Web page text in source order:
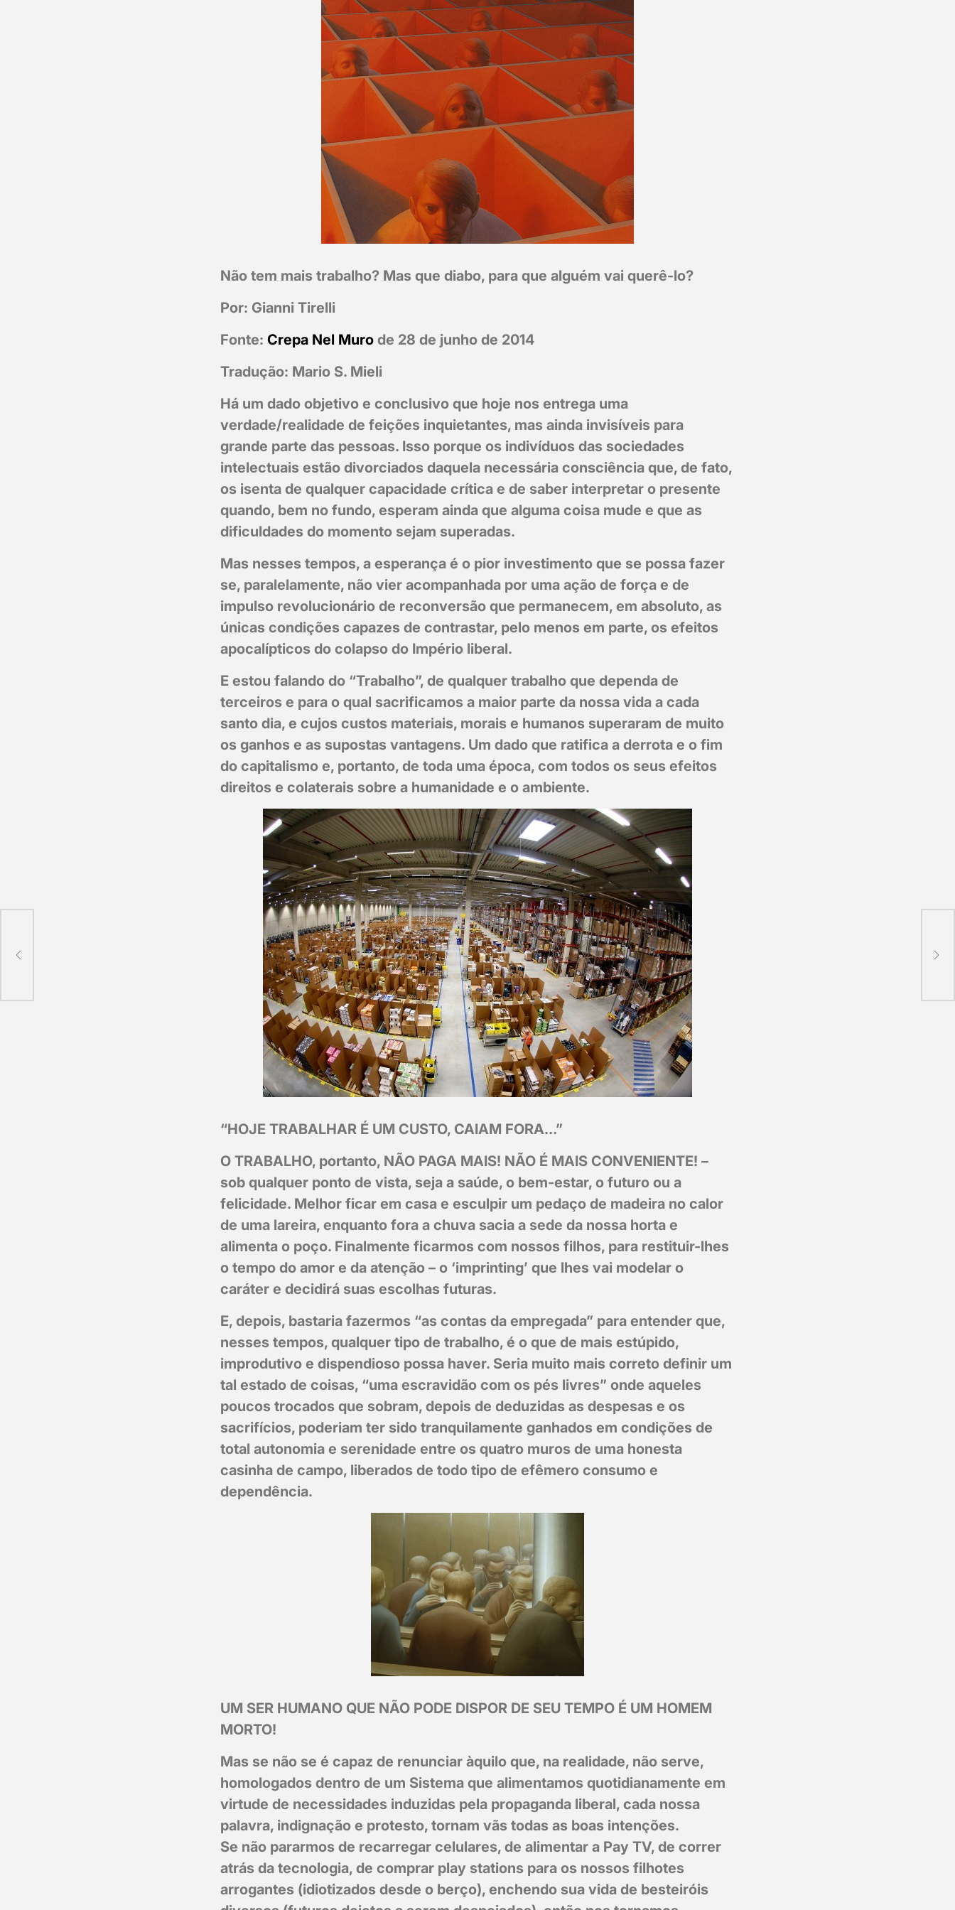
Não tem mais trabalho? Mas que diabo, para que alguém vai querê-lo?
Por: Gianni Tirelli
Fonte:Crepa Nel Muro de 28 de junho de 2014
Tradução: Mario S. Mieli
Há um dado objetivo e conclusivo que hoje nos entrega uma
verdade/realidade de feições inquietantes, mas ainda invisíveis para
grande parte das pessoas. Isso porque os indivíduos das sociedades
intelectuais estão divorciados daquela necessária consciência que, de fato,
os isenta de qualquer capacidade crítica e de saber interpretar o presente
quando, bem no fundo, esperam ainda que alguma coisa mude e que as
dificuldades do momento sejam superadas.
Mas nesses tempos, a esperança é o pior investimento que se possa fazer
se, paralelamente, não vier acompanhada por uma ação de força e de
impulso revolucionário de reconversão que permanecem, em absoluto, as
únicas condições capazes de contrastar, pelo menos em parte, os efeitos
apocalípticos do colapso do Império liberal.
E estou falando do “Trabalho”, de qualquer trabalho que dependa de
terceiros e para o qual sacrificamos a maior parte da nossa vida a cada
santo dia, e cujos custos materiais, morais e humanos superaram de muito
os ganhos e as supostas vantagens. Um dado que ratifica a derrota e o fim
do capitalismo e, portanto, de toda uma época, com todos os seus efeitos
direitos e colaterais sobre a humanidade e o ambiente.
“HOJE TRABALHAR É UM CUSTO, CAIAM FORA…”
O TRABALHO, portanto, NÃO PAGA MAIS! NÃO É MAIS CONVENIENTE! –
sob qualquer ponto de vista, seja a saúde, o bem-estar, o futuro ou a
felicidade. Melhor ficar em casa e esculpir um pedaço de madeira no calor
de uma lareira, enquanto fora a chuva sacia a sede da nossa horta e
alimenta o poço. Finalmente ficarmos com nossos filhos, para restituir-lhes
o tempo do amor e da atenção – o ‘imprinting’ que lhes vai modelar o
caráter e decidirá suas escolhas futuras.
E, depois, bastaria fazermos “as contas da empregada” para entender que,
nesses tempos, qualquer tipo de trabalho, é o que de mais estúpido,
improdutivo e dispendioso possa haver. Seria muito mais correto definir um
tal estado de coisas, “uma escravidão com os pés livres” onde aqueles
poucos trocados que sobram, depois de deduzidas as despesas e os
sacrifícios, poderiam ter sido tranquilamente ganhados em condições de
total autonomia e serenidade entre os quatro muros de uma honesta
casinha de campo, liberados de todo tipo de efêmero consumo e
dependência.
UM SER HUMANO QUE NÃO PODE DISPOR DE SEU TEMPO É UM HOMEM
MORTO!
Mas se não se é capaz de renunciar àquilo que, na realidade, não serve,
homologados dentro de um Sistema que alimentamos quotidianamente em
virtude de necessidades induzidas pela propaganda liberal, cada nossa
palavra, indignação e protesto, tornam vãs todas as boas intenções.
Se não pararmos de recarregar celulares, de alimentar a Pay TV, de correr
atrás da tecnologia, de comprar play stations para os nossos filhotes
arrogantes (idiotizados desde o berço), enchendo sua vida de besteiróis